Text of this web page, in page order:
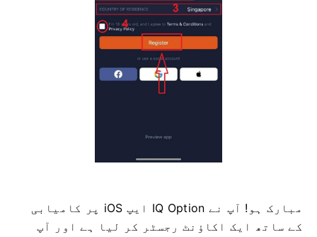
مبارک ہو! آپ نے IQ Option ایپ iOS پر کامیابی
کے ساتھ ایک اکاؤنٹ رجسٹر کر لیا ہے اور آپ